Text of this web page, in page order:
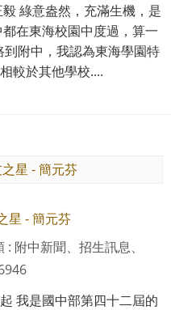
綠意盎然，充滿生機，是
在東海校園中度過，算一
附中，我認為東海學園特
較於其他學校....
星 - 簡元芬
: 附中新聞、招生訊息、
我是國中部第四十二屆的